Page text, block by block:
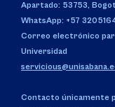
Apartado: 53753,
WhatsApp: +57
Correo electrónico
Universidad
Contacto únicamente